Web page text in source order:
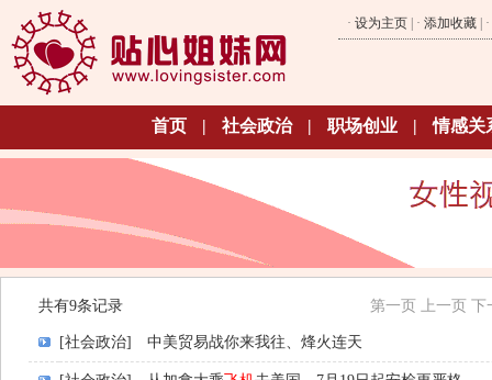
· 设为主页 | · 添加收藏 | ·
首页 | 社会政治 | 职场创业 | 情感关
共有9条记录 第一页 上一页 下
[社会政治] 中美贸易战你来我往、烽火连天